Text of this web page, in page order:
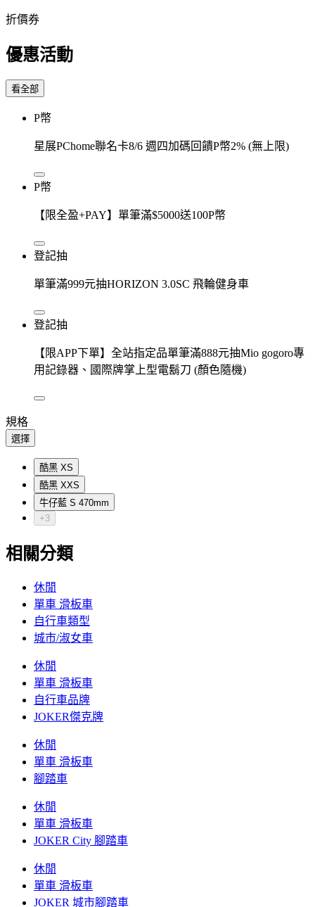
折價券
優惠活動
看全部
P幣
星展PChome聯名卡8/6 週四加碼回饋P幣2% (無上限)
P幣
【限全盈+PAY】單筆滿$5000送100P幣
登記抽
單筆滿999元抽HORIZON 3.0SC 飛輪健身車
登記抽
【限APP下單】全站指定品單筆滿888元抽Mio gogoro專
用記錄器、國際牌掌上型電鬍刀 (顏色隨機)
規格
選擇
酷黑 XS
酷黑 XXS
牛仔藍 S 470mm
+3
相關分類
休閒
單車 滑板車
自行車類型
城市/淑女車
休閒
單車 滑板車
自行車品牌
JOKER傑克牌
休閒
單車 滑板車
腳踏車
休閒
單車 滑板車
JOKER City 腳踏車
休閒
單車 滑板車
JOKER 城市腳踏車